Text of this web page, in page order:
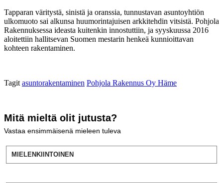
Tapparan väritystä, sinistä ja oranssia, tunnustavan asuntoyhtiön
ulkomuoto sai alkunsa huumorintajuisen arkkitehdin vitsistä. Pohjola
Rakennuksessa ideasta kuitenkin innostuttiin, ja syyskuussa 2016
aloitettiin hallitsevan Suomen mestarin henkeä kunnioittavan
kohteen rakentaminen.
Tagit asuntorakentaminen Pohjola Rakennus Oy Häme
Mitä mieltä olit jutusta?
Vastaa ensimmäisenä mieleen tuleva
MIELENKIINTOINEN